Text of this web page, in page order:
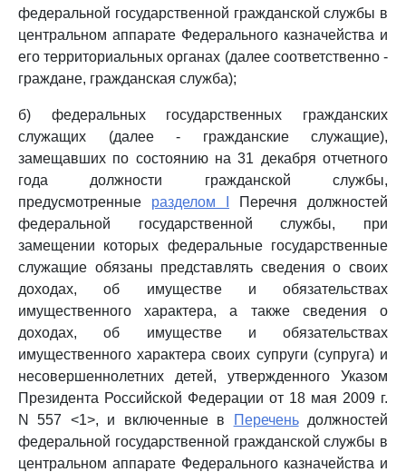
федеральной государственной гражданской службы в
центральном аппарате Федерального казначейства и
его территориальных органах (далее соответственно -
граждане, гражданская служба);
б) федеральных государственных гражданских
служащих (далее - гражданские служащие),
замещавших по состоянию на 31 декабря отчетного
года должности гражданской службы,
предусмотренные разделом I
Перечня должностей
федеральной государственной службы, при
замещении которых федеральные государственные
служащие обязаны представлять сведения о своих
доходах, об имуществе и обязательствах
имущественного характера, а также сведения о
доходах, об имуществе и обязательствах
имущественного характера своих супруги (супруга) и
несовершеннолетних детей, утвержденного Указом
Президента Российской Федерации от 18 мая 2009 г.
N 557 <1>, и включенные в
Переченьдолжностей
федеральной государственной гражданской службы в
центральном аппарате Федерального казначейства и